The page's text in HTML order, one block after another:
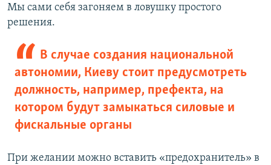
Мы сами себя загоняем в ловушку простого
решения.
В случае создания национальной
автономии, Киеву стоит предусмотреть
должность, например, префекта, на
котором будут замыкаться силовые и
фискальные органы
При желании можно вставить «предохранитель» в